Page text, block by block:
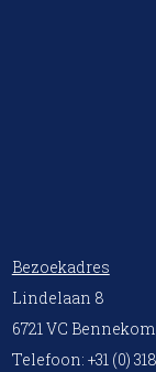
Bezoekadres
Lindelaan 8
6721 VC Bennekom
Telefoon: +31 (0)